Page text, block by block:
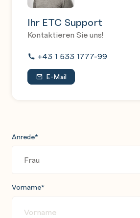
Ihr ETC Support
Kontaktieren Sie uns!
+43 1 533 1777-99
E-Mail
Anrede*
Vorname*